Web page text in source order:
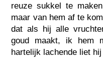
reuze sukkel te
maar van hem af te
dat als hij alle
goud maakt, ik hem
hartelijk lachende liet